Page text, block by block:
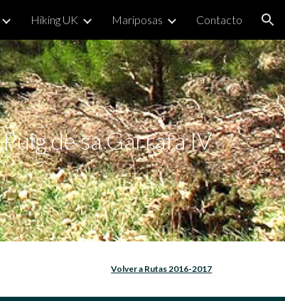
Hiking UK Mariposas Contacto
de sa Garrafa IV
Volver a Rutas 2016-2017